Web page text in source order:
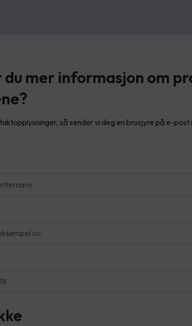
mer informasjon om
så sender vi deg en brosjyre på e-post